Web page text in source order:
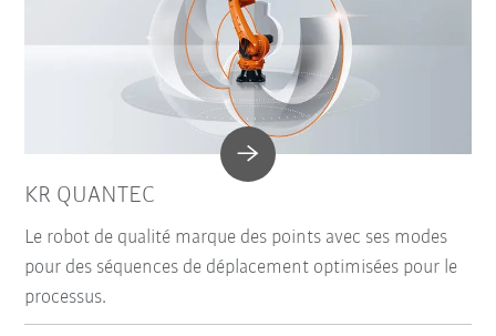
KR QUANTEC
Le robot de qualité marque des points avec ses modes
pour des séquences de déplacement optimisées pour le
processus.